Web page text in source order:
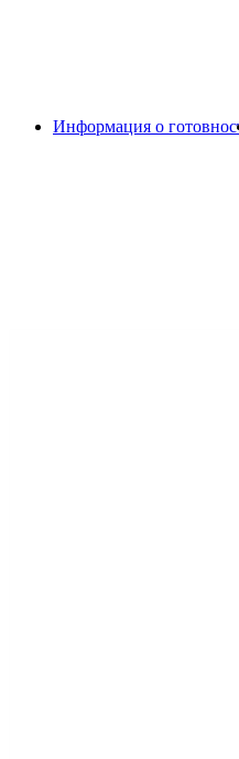
Информация о